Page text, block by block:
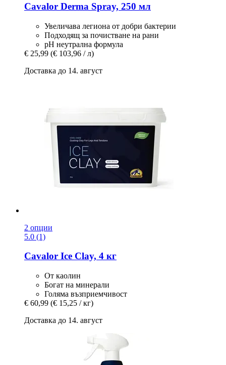
Cavalor Derma Spray, 250 мл
Увеличава легиона от добри бактерии
Подходящ за почистване на рани
pH неутрална формула
€ 25,99 (€ 103,96 / л)
Доставка до 14. август
2 опции
5.0 (1)
Cavalor Ice Clay, 4 кг
От каолин
Богат на минерали
Голяма възприемчивост
€ 60,99 (€ 15,25 / кг)
Доставка до 14. август